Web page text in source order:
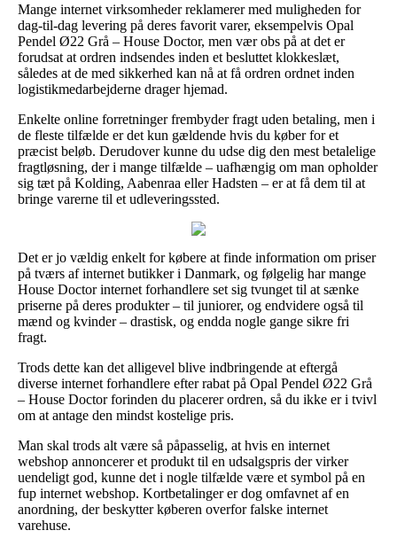
Mange internet virksomheder reklamerer med muligheden for
dag-til-dag levering på deres favorit varer, eksempelvis Opal
Pendel Ø22 Grå – House Doctor, men vær obs på at det er
forudsat at ordren indsendes inden et besluttet klokkeslæt,
således at de med sikkerhed kan nå at få ordren ordnet inden
logistikmedarbejderne drager hjemad.
Enkelte online forretninger frembyder fragt uden betaling, men i
de fleste tilfælde er det kun gældende hvis du køber for et
præcist beløb. Derudover kunne du udse dig den mest betalelige
fragtløsning, der i mange tilfælde – uafhængig om man opholder
sig tæt på Kolding, Aabenraa eller Hadsten – er at få dem til at
bringe varerne til et udleveringssted.
Det er jo vældig enkelt for købere at finde information om priser
på tværs af internet butikker i Danmark, og følgelig har mange
House Doctor internet forhandlere set sig tvunget til at sænke
priserne på deres produkter – til juniorer, og endvidere også til
mænd og kvinder – drastisk, og endda nogle gange sikre fri
fragt.
Trods dette kan det alligevel blive indbringende at eftergå
diverse internet forhandlere efter rabat på Opal Pendel Ø22 Grå
– House Doctor forinden du placerer ordren, så du ikke er i tvivl
om at antage den mindst kostelige pris.
Man skal trods alt være så påpasselig, at hvis en internet
webshop annoncerer et produkt til en udsalgspris der virker
uendeligt god, kunne det i nogle tilfælde være et symbol på en
fup internet webshop. Kortbetalinger er dog omfavnet af en
anordning, der beskytter køberen overfor falske internet
varehuse.